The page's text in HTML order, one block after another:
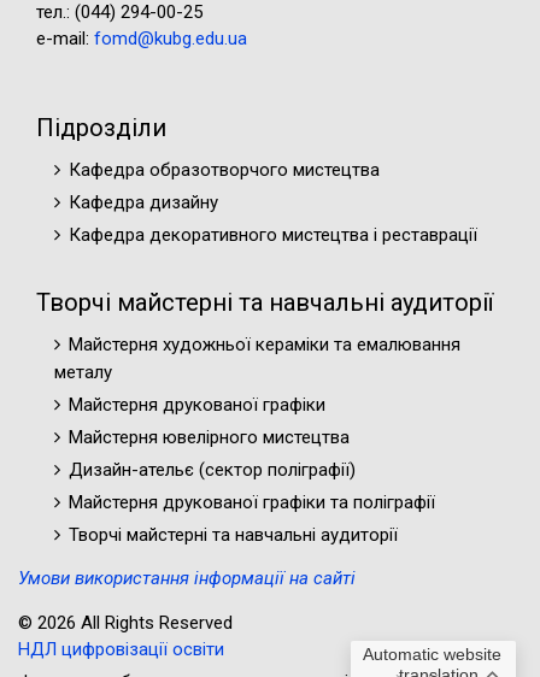
Automatic website
тел.: (044) 294-00-25
e-mail: fomd@kubg.edu.ua
Підрозділи
Кафедра образотворчого мистецтва
Кафедра дизайну
Кафедра декоративного мистецтва і реставрації
Творчі майстерні та навчальні аудиторії
Майстерня художньої кераміки та емалювання
металу
Майстерня друкованої графіки
Майстерня ювелірного мистецтва
Дизайн-ательє (cектор поліграфії)
Майстерня друкованої графіки та поліграфії
Творчі майстерні та навчальні аудиторії
Умови використання інформації на сайті
© 2026 All Rights Reserved
НДЛ цифровізації освіти